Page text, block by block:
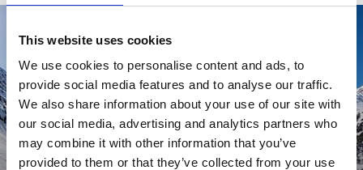
This website uses cookies
We use cookies to personalise content and ads, to
provide social media features and to analyse our traffic.
We also share information about your use of our site with
our social media, advertising and analytics partners who
may combine it with other information that you’ve
provided to them or that they’ve collected from your use
ZIMNÍ AKČNÍ TÝDNY